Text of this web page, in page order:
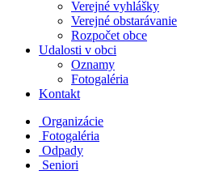
Verejné vyhlášky
Verejné obstarávanie
Rozpočet obce
Udalosti v obci
Oznamy
Fotogaléria
Kontakt
Organizácie
Fotogaléria
Odpady
Seniori